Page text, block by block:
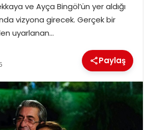
ve Ayça Bingöl’ün yer aldığı
vizyona girecek. Gerçek bir
uyarlanan…
Paylaş